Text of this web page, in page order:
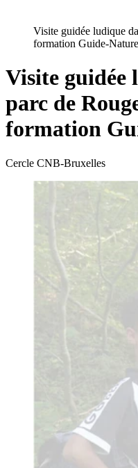
Visite guidée ludique
formation Guide-
Visite guidée
parc de
formation
Cercle CNB-Bruxelles